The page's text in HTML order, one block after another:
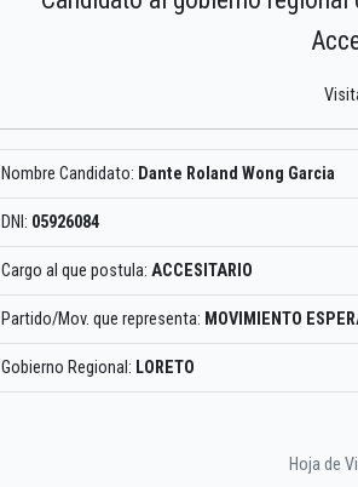
Nombre Candidato: Dante Roland Wong Garcia
DNI: 05926084
Cargo al que postula: ACCESITARIO
Partido/Mov. que representa: MOVIMIENTO
Gobierno Regional: LORETO
Hoja de